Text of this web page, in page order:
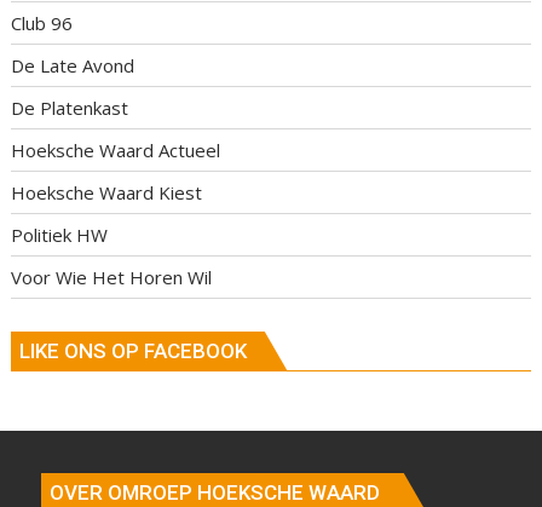
Club 96
De Late Avond
De Platenkast
Hoeksche Waard Actueel
Hoeksche Waard Kiest
Politiek HW
Voor Wie Het Horen Wil
LIKE ONS OP FACEBOOK
OVER OMROEP HOEKSCHE WAARD